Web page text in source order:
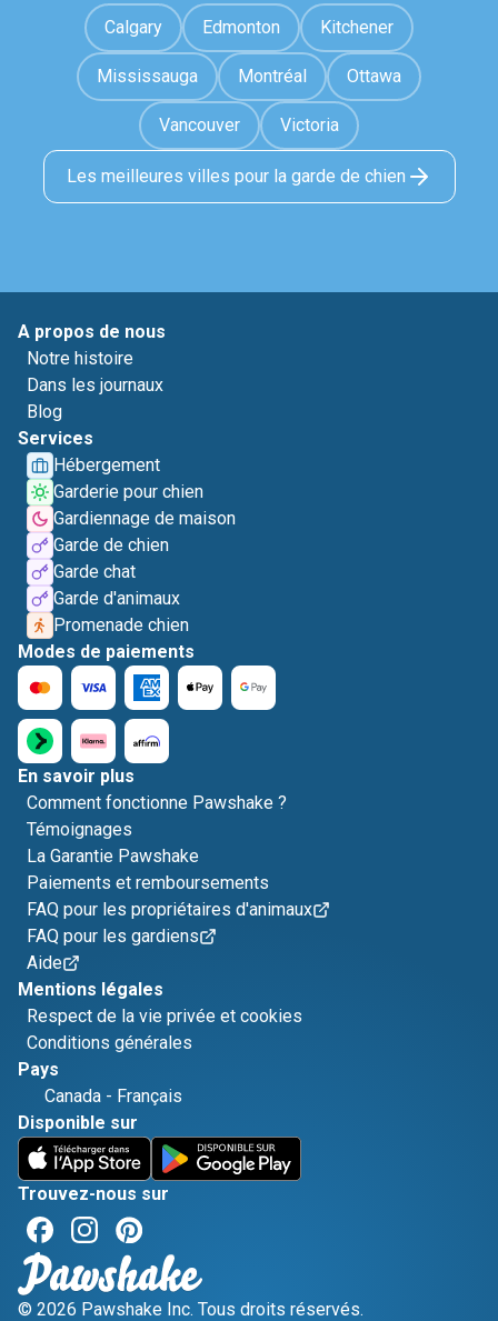
Calgary Edmonton Kitchener
Mississauga Montréal Ottawa
Vancouver Victoria
Les meilleures villes pour la garde de chien
A propos de nous
Notre histoire
Dans les journaux
Blog
Services
Hébergement
Garderie pour chien
Gardiennage de maison
Garde de chien
Garde chat
Garde d'animaux
Promenade chien
Modes de paiements
En savoir plus
Comment fonctionne Pawshake ?
Témoignages
La Garantie Pawshake
Paiements et remboursements
FAQ pour les propriétaires d'animaux
FAQ pour les gardiens
Aide
Mentions légales
Respect de la vie privée et cookies
Conditions générales
Pays
Canada - Français
Disponible sur
Trouvez-nous sur
© 2026 Pawshake Inc. Tous droits réservés.